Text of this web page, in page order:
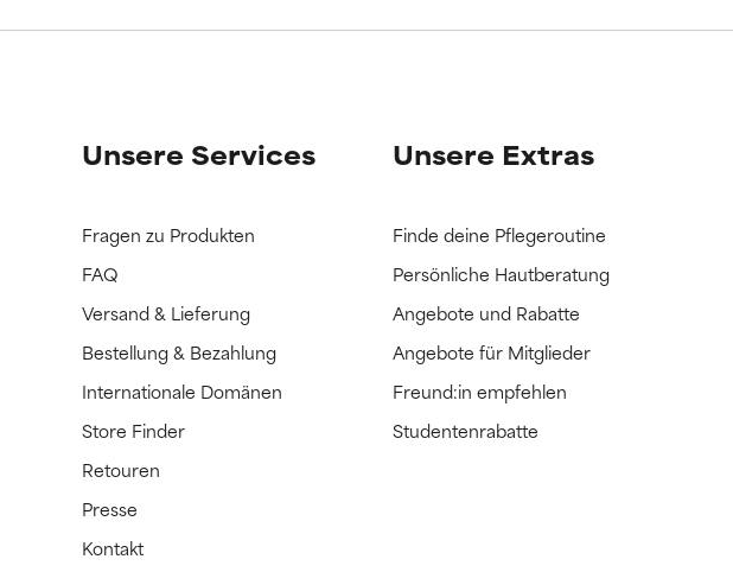
Unsere Services
Fragen zu Produkten
FAQ
Versand & Lieferung
Bestellung & Bezahlung
Internationale Domänen
Store Finder
Retouren
Presse
Kontakt
Unsere Extras
Finde deine Pflegeroutine
Persönliche Hautberatung
Angebote und Rabatte
Angebote für Mitglieder
Freund:in empfehlen
Studentenrabatte